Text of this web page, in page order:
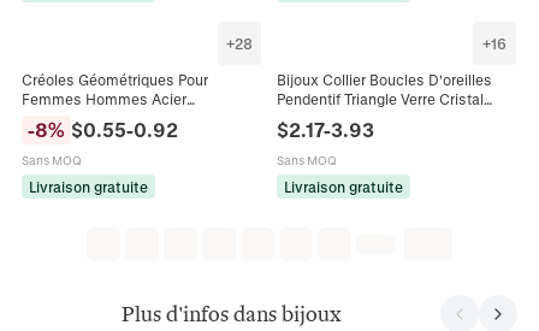
+28
Créoles Géométriques Pour
Femmes Hommes Acier
Inoxydable Minimaliste Cœur
Étoile Carré Triangle Hexagone
Bijoux Punk
-8% $0.55-0.92
Sans MOQ
Livraison gratuite
+16
Bijoux Collier Boucles D'oreilles
Pendentif Triangle Verre Cristal
Acier Inoxydable Géométrique Pour
Femmes
$2.17-3.93
Sans MOQ
Livraison gratuite
Plus d'infos dans bijoux